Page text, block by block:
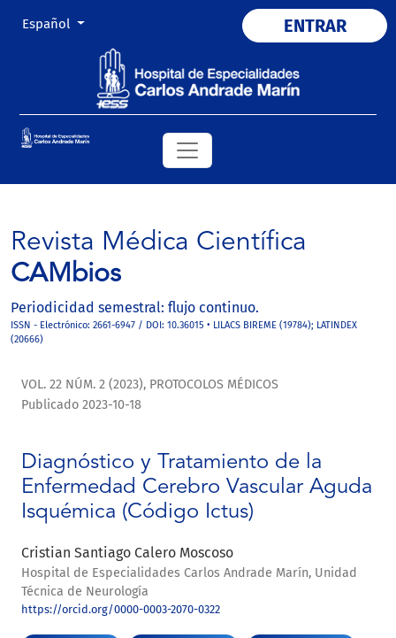
Cambiar el idioma. El actual es:
Español ENTRAR
Revista Médica Científica
CAMbios
Periodicidad semestral: flujo continuo.
ISSN - Electrónico: 2661-6947 / DOI: 10.36015 • LILACS BIREME (19784); LATINDEX
(20666)
VOL. 22 NÚM. 2 (2023), PROTOCOLOS MÉDICOS
Diagnóstico y Tratamiento de la
Enfermedad Cerebro Vascular Aguda
Isquémica (Código Ictus)
Publicado 2023-10-18
Cristian Santiago Calero Moscoso
Hospital de Especialidades Carlos Andrade Marín, Unidad
Técnica de Neurología
https://orcid.org/0000-0003-2070-0322